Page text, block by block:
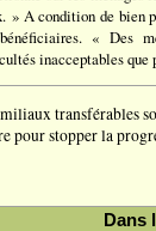
» A condition de bien
« Des
inacceptables que
transférables
pour stopper la
Dans